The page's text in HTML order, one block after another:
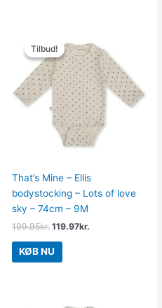
Tilbud!
Tilbud!
That’s Mine – Ellis
bodystocking – Lots of love
sky – 74cm – 9M
199.95kr.
oprindelige
pris
var:
199.95kr..
119.97kr.
aktuelle
pris
er:
119.97kr..
KØB NU